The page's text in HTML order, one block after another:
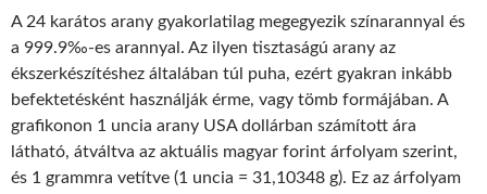
A 24 karátos arany gyakorlatilag megegyezik színarannyal és
a 999.9‰-es arannyal. Az ilyen tisztaságú arany az
ékszerkészítéshez általában túl puha, ezért gyakran inkább
befektetésként használják érme, vagy tömb formájában. A
grafikonon 1 uncia arany USA dollárban számított ára
látható, átváltva az aktuális magyar forint árfolyam szerint,
és 1 grammra vetítve (1 uncia = 31,10348 g). Ez az árfolyam